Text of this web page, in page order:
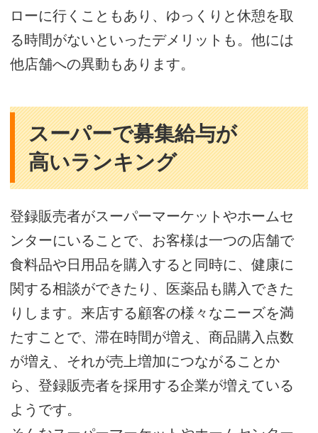
ローに行くこともあり、ゆっくりと休憩を取
る時間がないといったデメリットも。他には
他店舗への異動もあります。
スーパーで募集給与が
高いランキング
登録販売者がスーパーマーケットやホームセ
ンターにいることで、お客様は一つの店舗で
食料品や日用品を購入すると同時に、健康に
関する相談ができたり、医薬品も購入できた
りします。来店する顧客の様々なニーズを満
たすことで、滞在時間が増え、商品購入点数
が増え、それが売上増加につながることか
ら、登録販売者を採用する企業が増えている
ようです。